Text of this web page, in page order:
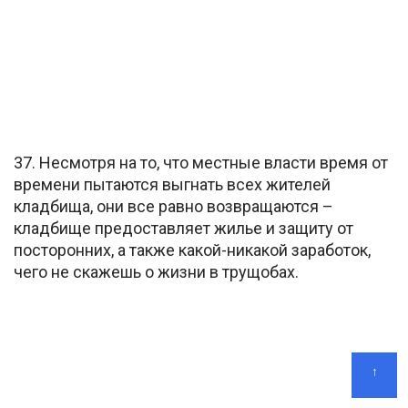
37. Несмотря на то, что местные власти время от
времени пытаются выгнать всех жителей
кладбища, они все равно возвращаются –
кладбище предоставляет жилье и защиту от
посторонних, а также какой-никакой заработок,
чего не скажешь о жизни в трущобах.
↑